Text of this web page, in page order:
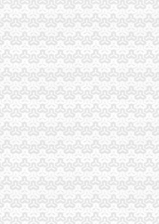
车网
及农公开招标
时间-大众点评网
备供应及安装中标结
及农公开招标
单一来源采购公示
告之-迪拜中华网
话功能-中国易修网
服务_提供地址帮您办
时间-大众点评网